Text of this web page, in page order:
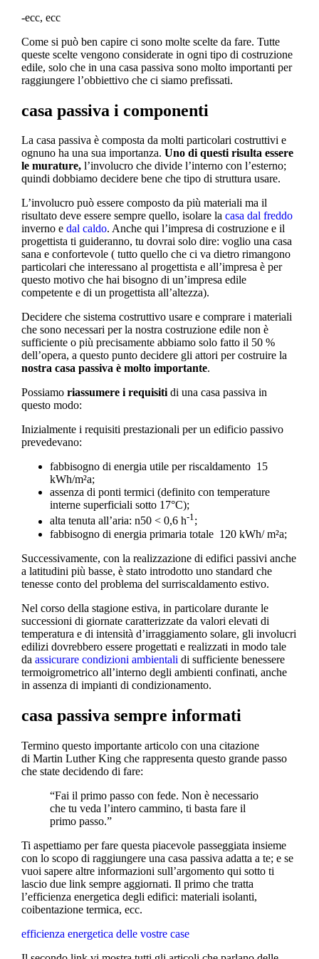
-ecc, ecc
Come si può ben capire ci sono molte scelte da fare. Tutte
queste scelte vengono considerate in ogni tipo di costruzione
edile, solo che in una casa passiva sono molto importanti per
raggiungere l’obbiettivo che ci siamo prefissati.
casa passiva i componenti
La casa passiva è composta da molti particolari costruttivi e
ognuno ha una sua importanza. Uno di questi risulta essere
le murature, l’involucro che divide l’interno con l’esterno;
quindi dobbiamo decidere bene che tipo di struttura usare.
L’involucro può essere composto da più materiali ma il
risultato deve essere sempre quello, isolare la casa dal freddo
inverno e dal caldo. Anche qui l’impresa di costruzione e il
progettista ti guideranno, tu dovrai solo dire: voglio una casa
sana e confortevole ( tutto quello che ci va dietro rimangono
particolari che interessano al progettista e all’impresa è per
questo motivo che hai bisogno di un’impresa edile
competente e di un progettista all’altezza).
Decidere che sistema costruttivo usare e comprare i materiali
che sono necessari per la nostra costruzione edile non è
sufficiente o più precisamente abbiamo solo fatto il 50 %
dell’opera, a questo punto decidere gli attori per costruire la
nostra casa passiva è molto importante.
Possiamo riassumere i requisitidi una casa passiva in
questo modo:
Inizialmente i requisiti prestazionali per un edificio passivo
prevedevano:
fabbisogno di energia utile per riscaldamento 15
kWh/m²a;
assenza di ponti termici (definito con temperature
interne superficiali sotto 17°C);
alta tenuta all’aria: n50 < 0,6 h-1;
fabbisogno di energia primaria totale 120 kWh/ m²a;
Successivamente, con la realizzazione di edifici passivi anche
a latitudini più basse, è stato introdotto uno standard che
tenesse conto del problema del surriscaldamento estivo.
Nel corso della stagione estiva, in particolare durante le
successioni di giornate caratterizzate da valori elevati di
temperatura e di intensità d’irraggiamento solare, gli involucri
edilizi dovrebbero essere progettati e realizzati in modo tale
da assicurare condizioni ambientali di sufficiente benessere
termoigrometrico all’interno degli ambienti confinati, anche
in assenza di impianti di condizionamento.
casa passiva sempre informati
Termino questo importante articolo con una citazione
di Martin Luther King che rappresenta questo grande passo
che state decidendo di fare:
“Fai il primo passo con fede. Non è necessario
che tu veda l’intero cammino, ti basta fare il
primo passo.”
Ti aspettiamo per fare questa piacevole passeggiata insieme
con lo scopo di raggiungere una casa passiva adatta a te; e se
vuoi sapere altre informazioni sull’argomento qui sotto ti
lascio due link sempre aggiornati. Il primo che tratta
l’efficienza energetica degli edifici: materiali isolanti,
coibentazione termica, ecc.
efficienza energetica delle vostre case